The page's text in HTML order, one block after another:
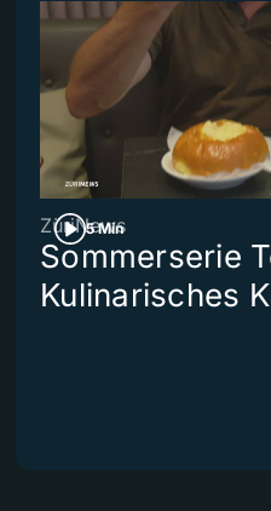
5 Min
ZüriNews
Sommerserie
Kulinarisches